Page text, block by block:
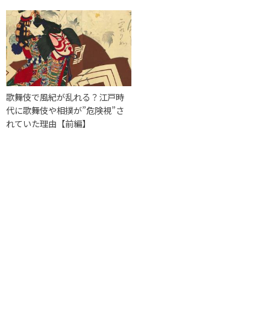
歌舞伎で風紀が乱れる？江戸時
代に歌舞伎や相撲が”危険視”さ
れていた理由【前編】